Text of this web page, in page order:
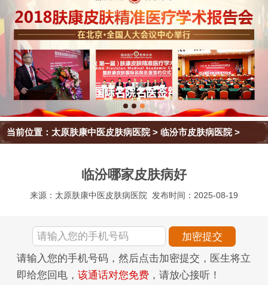
当前位置： 太原肤康中医皮肤病医院>临汾市皮肤病医院>
临汾哪家皮肤病好
来源：太原肤康中医皮肤病医院 发布时间：2025-08-19
请输入您的手机号码，然后点击加密提交，医生将立
即给您回电， 该通话对您免费 ，请放心接听！